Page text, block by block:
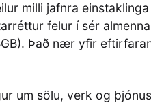
milli jafnra
felur í sér
Það nær yfir
um sölu, verk og